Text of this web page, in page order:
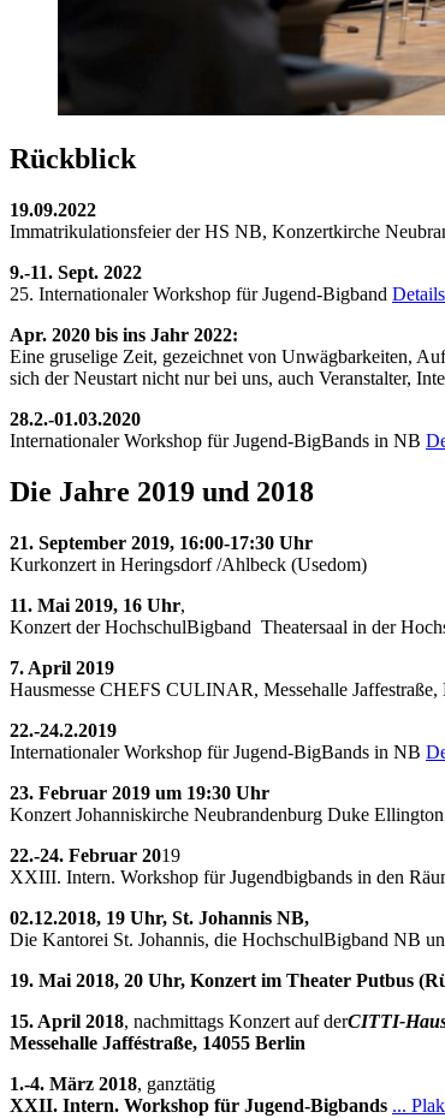
Rückblick
19.09.2022
Immatrikulationsfeier der HS NB, Konzertkirche
9.-11. Sept. 2022
25. Internationaler Workshop für Jugend-Bigband
Apr. 2020 bis ins Jahr 2022:
Eine gruselige Zeit, gezeichnet von Unwägbarkeiten,
sich der Neustart nicht nur bei uns, auch Veranstalter,
28.2.-01.03.2020
Internationaler Workshop für Jugend-BigBands in NB
Die Jahre 2019 und 2018
21. September 2019, 16:00-17:30 Uhr
Kurkonzert in Heringsdorf /Ahlbeck (Usedom)
11. Mai 2019, 16 Uhr,
Konzert der HochschulBigband Theatersaal in der
7. April 2019
Hausmesse CHEFS CULINAR, Messehalle Jaffestraße,
22.-24.2.2019
Internationaler Workshop für Jugend-BigBands in NB
23. Februar 2019 um 19:30 Uhr
Konzert Johanniskirche Neubrandenburg Duke
22.-24. Februar 2019
XXIII. Intern. Workshop für Jugendbigbands in den
02.12.2018, 19 Uhr, St. Johannis NB,
Die Kantorei St. Johannis, die HochschulBigband NB
19. Mai 2018, 20 Uhr, Konzert im Theater Putbus
15. April 2018, nachmittags Konzert auf derCITTI-
Messehalle Jafféstraße, 14055 Berlin
1.-4. März 2018, ganztätig
XXII. Intern. Workshop für Jugend-Bigbands ...